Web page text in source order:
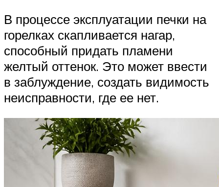
В процессе эксплуатации печки на
горелках скапливается нагар,
способный придать пламени
желтый оттенок. Это может ввести
в заблуждение, создать видимость
неисправности, где ее нет.